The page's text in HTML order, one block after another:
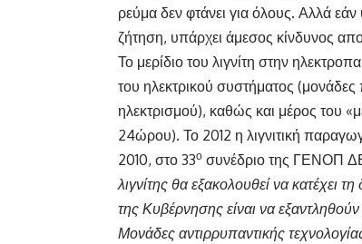
ρεύμα δεν φτάνει για όλους. Αλλά
ζήτηση, υπάρχει άμεσος κίνδυνος
Το μερίδιο του λιγνίτη στην
του ηλεκτρικού συστήματος
ηλεκτρισμού), καθώς και μέρος του
24ώρου). Το 2012 η λιγνιτική
2010, στο 33ο συνέδριο της ΓΕΝΟΠ
λιγνίτης θα εξακολουθεί να κατέχει
της Κυβέρνησης είναι να
Μονάδες αντιρρυπαντικής